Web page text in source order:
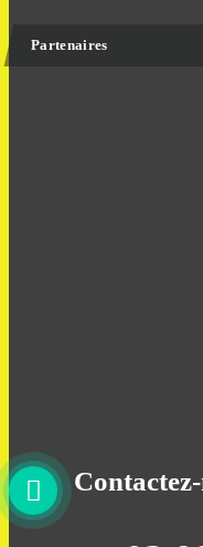
Partenaires